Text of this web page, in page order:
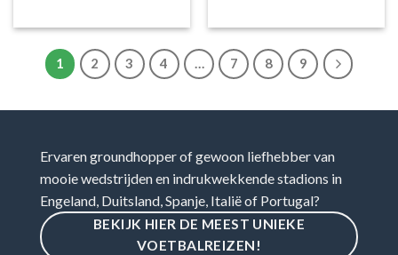
1 2 3 4 … 7 8 9
Ervaren groundhopper of gewoon liefhebber van
mooie wedstrijden en indrukwekkende stadions in
Engeland, Duitsland, Spanje, Italië of Portugal?
BEKIJK HIER DE MEEST UNIEKE
VOETBALREIZEN!